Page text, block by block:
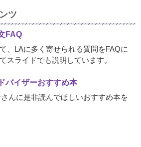
ツ
FAQ
、LAに多く寄せられる質問をFAQに
スライドでも説明しています。
バイザーおすすめ本
んに是非読んでほしいおすすめ本を